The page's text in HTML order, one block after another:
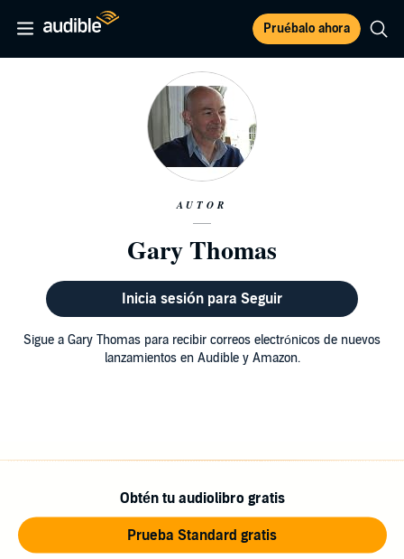
Pruébalo ahora
AUTOR
Gary Thomas
Inicia sesión para Seguir
Sigue a Gary Thomas para recibir correos electrónicos de nuevos
lanzamientos en Audible y Amazon.
Obtén tu audiolibro gratis
Prueba Standard gratis